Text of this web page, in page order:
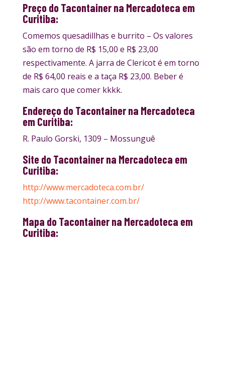
Preço do Tacontainer na Mercadoteca em
Curitiba:
Comemos quesadillhas e burrito – Os valores
são em torno de R$ 15,00 e R$ 23,00
respectivamente. A jarra de Clericot é em torno
de R$ 64,00 reais e a taça R$ 23,00. Beber é
mais caro que comer kkkk.
Endereço do Tacontainer na Mercadoteca
em Curitiba:
R. Paulo Gorski, 1309 – Mossunguê
Site do Tacontainer na Mercadoteca em
Curitiba:
http://www.mercadoteca.com.br/
http://www.tacontainer.com.br/
Mapa do Tacontainer na Mercadoteca em
Curitiba: